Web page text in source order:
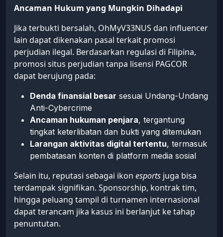
Ancaman Hukum yang Mungkin Dihadapi
Jika terbukti bersalah, OhMyV33NUS dan influencer
lain dapat dikenakan pasal terkait promosi
perjudian ilegal. Berdasarkan regulasi di Filipina,
promosi situs perjudian tanpa lisensi PAGCOR
dapat berujung pada:
Denda finansial besar sesuai Undang-Undang
Anti-Cybercrime
Ancaman hukuman penjara, tergantung
tingkat keterlibatan dan bukti yang ditemukan
Larangan aktivitas digital tertentu, termasuk
pembatasan konten di platform media sosial
Selain itu, reputasi sebagai ikon esports juga bisa
terdampak signifikan. Sponsorship, kontrak tim,
hingga peluang tampil di turnamen internasional
dapat terancam jika kasus ini berlanjut ke tahap
penuntutan.